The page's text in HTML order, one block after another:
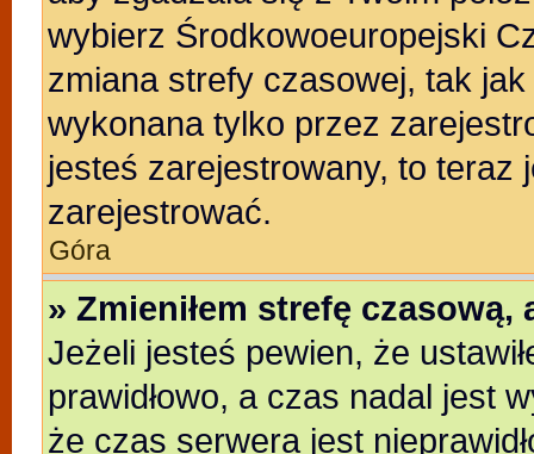
wybierz Środkowoeuropejski
zmiana strefy czasowej, tak
wykonana tylko przez
jesteś zarejestrowany, to teraz
zarejestrować.
Góra
» Zmieniłem strefę
Jeżeli jesteś pewien, że
prawidłowo, a czas nadal jest
że czas serwera jest